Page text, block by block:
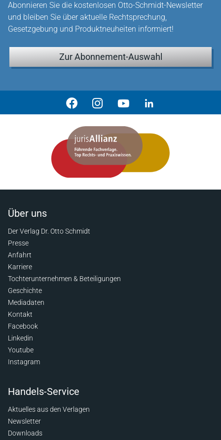
Abonnieren Sie die kostenlosen Otto-Schmidt-Newsletter
und bleiben Sie über aktuelle Rechtsprechung,
Gesetzgebung und Produktneuheiten informiert!
Zur Abonnement-Auswahl
Über uns
Der Verlag Dr. Otto Schmidt
Presse
Anfahrt
Karriere
Tochterunternehmen & Beteiligungen
Geschichte
Mediadaten
Kontakt
Facebook
Linkedin
Youtube
Instagram
Handels-Service
Aktuelles aus den Verlagen
Newsletter
Downloads